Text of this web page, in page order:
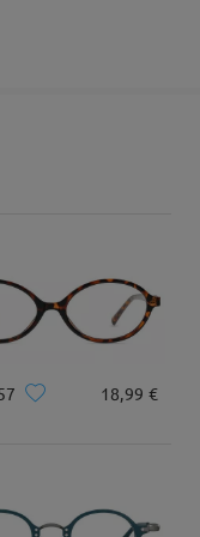
glasses
pair—
18,99 €